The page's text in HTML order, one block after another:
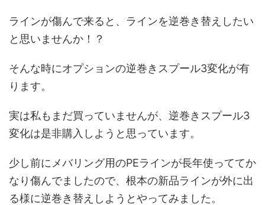
ラインが傷んで来ると、ラインを逆巻き替えしたい
と思いませんか！？
そんな時にオプションの逆巻きスプール3変化が有
ります。
実は私もまだ買っていませんが、逆巻きスプール3
変化は是非購入しようと思っています。
少し前にメバリング用のPEラインが長年使っててか
なり傷んでましたので、根本の新品ラインが外に出
る様に逆巻き替えしようとやってみました。